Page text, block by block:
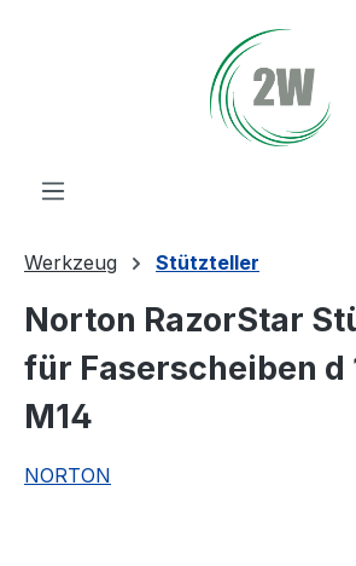
Werkzeug Stützteller
Norton RazorStar
für Faserscheiben d
M14
NORTON